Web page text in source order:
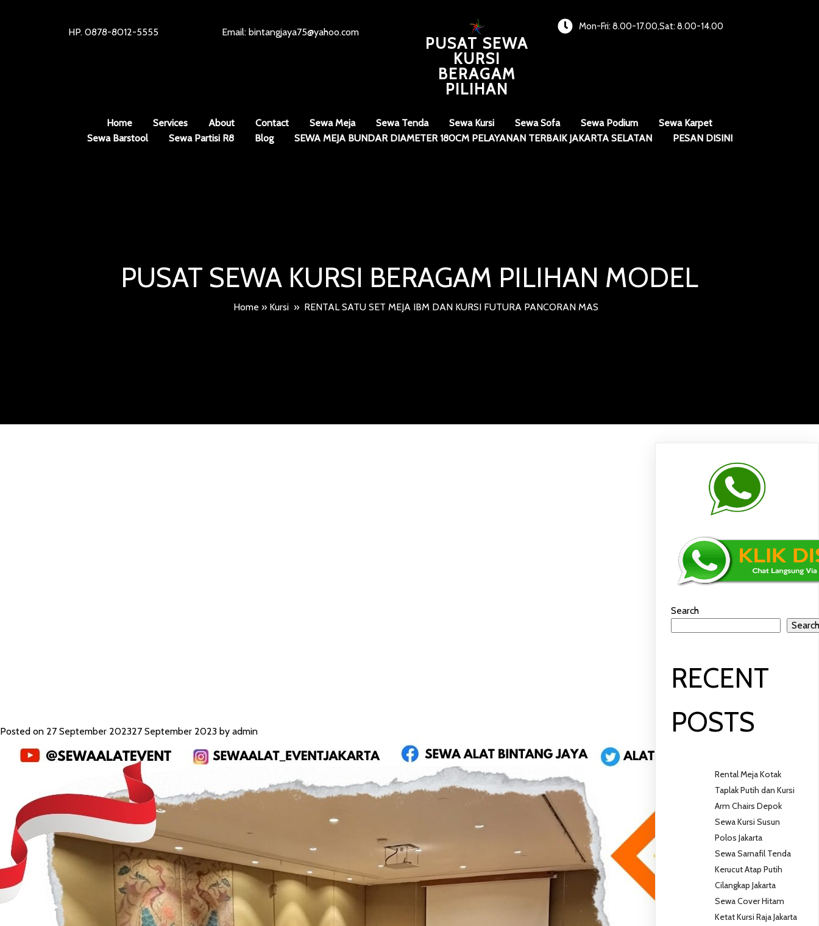
HP. 0878-8012-5555 Email: bintangjaya75@yahoo.com
PUSAT SEWA
KURSI
BERAGAM
PILIHAN
Mon-Fri: 8.00-17.00,Sat: 8.00-14.00
Home Services About Contact Sewa Meja Sewa Tenda Sewa Kursi Sewa Sofa Sewa Podium
Sewa Karpet
Sewa Barstool
Sewa Partisi R8 Blog SEWA MEJA BUNDAR DIAMETER 180CM PELAYANAN TERBAIK JAKARTA SELATAN PESAN DISINI
PUSAT SEWA KURSI BERAGAM PILIHAN MODEL
Home » Kursi » RENTAL SATU SET MEJA IBM DAN KURSI FUTURA PANCORAN MAS
Posted on 27 September 202327 September 2023 by admin
Search
RECENT
POSTS
Rental Meja Kotak
Taplak Putih dan Kursi
Arm Chairs Depok
Sewa Kursi Susun
Polos Jakarta
Sewa Sarnafil Tenda
Kerucut Atap Putih
Cilangkap Jakarta
Sewa Cover Hitam
Ketat Kursi Raja Jakarta